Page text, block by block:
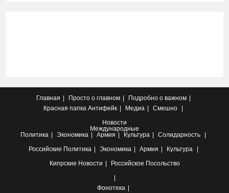
Главная Просто о главном
Подробно о важном
Красная папка Антифейк Медиа
Смешно
Новости
Международные
Политика
Экономика Армия Культура
Солидарность
Российские Политика Экономика Армия
Культура
Кипрские Новости Российское Посольство
Фонотека